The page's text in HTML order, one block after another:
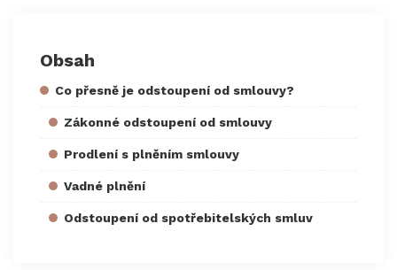
Obsah
Co přesně je odstoupení od smlouvy?
Zákonné odstoupení od smlouvy
Prodlení s plněním smlouvy
Vadné plnění
Odstoupení od spotřebitelských smluv